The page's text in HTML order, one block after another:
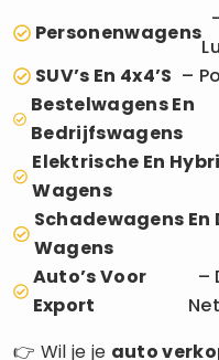
Personenwagens
SUV’s En 4x4’s –
Bestelwagens En
Bedrijfswagens
Elektrische En
Wagens
Schadewagens En
Wagens
Auto’s Voor
Export
–
👉 Wil je je auto